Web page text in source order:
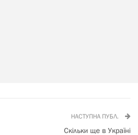
НАСТУПНА ПУБЛ.
Скільки ще в Україні